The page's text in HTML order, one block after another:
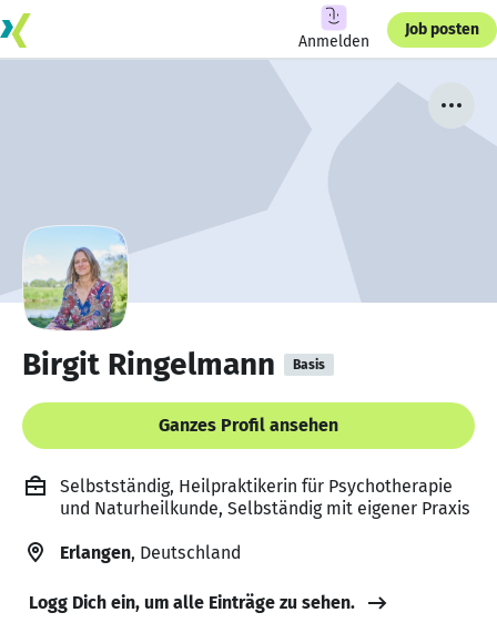
Anmelden
Job posten
Birgit Ringelmann Basis
Ganzes Profil ansehen
Selbstständig, Heilpraktikerin für Psychotherapie
und Naturheilkunde, Selbständig mit eigener Praxis
Erlangen, Deutschland
Logg Dich ein, um alle Einträge zu sehen.